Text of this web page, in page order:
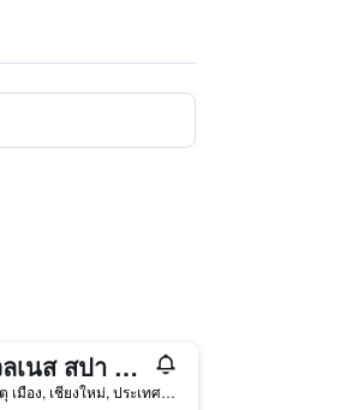
ระรินจินดา เวลเนส สปา รีสอร์ท
14 ถนนเจริญรัตน์ วัดเกตุ เมือง, เชียงใหม่, ประเทศไทย